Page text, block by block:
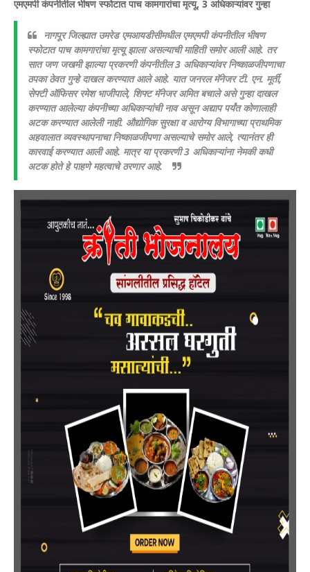
एमएमपी कंपनीतील भीषण स्फोटात पाच कामगारांचा मृत्यू, 3 अधिकाऱ्यांवर गुन्हा
नागपूर जिल्ह्यात उमरेड एमआयडीसीमधील एमएमपी कंपनीतील भीषण
स्फोटात पाच कामगारांचा मृत्यू झाला असल्याची माहिती समोर आली आहे. तर
सात जण जखमी झाल्या प्रकरणी कंपनीतील 3 अधिकाऱ्यांवर निष्काळजीपणाचा
ठपका ठेवत गुन्हे दाखल करण्यात आले आहे. यात जनरल मॅनेजर टी. एन. मूर्ती,
सेफ्टी ऑफिसर रमेश भाजीपाले, शिफ्ट मॅनेजर अमित बचाले असे गुन्हा दाखल
करण्यात आलेल्या कंपनीच्या अधिकाऱ्यांची नाव असून अद्याप पर्यंत कोणालाही
अटक करण्यात आलेली नाही. औद्योगिक सुरक्षा व आरोग्य विभागाच्या प्राथमिक
अहवालात व्यवस्थापनाचा निष्काळजीपणा असल्याचे समोर आले, त्यानंतर ही
कारवाई करण्यात आली आहे. मात्र या प्रकरणी 3 अधिकाऱ्यांना नेमकी कधी
अटक होते हे पाहणे महत्वाचे ठरणार आहे.